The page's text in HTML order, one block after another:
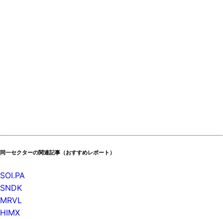
同一セクターの関連記事（おすすめレポート）
SOI.PA
SNDK
MRVL
HIMX